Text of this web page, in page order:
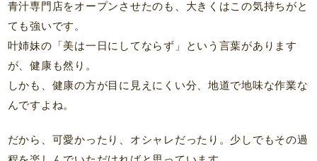
青汁専門店をオープンさせたのも、大きくはこの気持ちがと
ても強いです。
叶姉妹の「美は一日にしてならず」という言葉があります
が、健康も然り。
しかも、健康の方が目に見えにくい分、地道で地味な作業な
んですよね。
だから、可愛かったり、オシャレだったり。少しでもその過